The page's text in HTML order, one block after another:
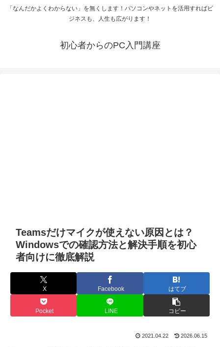
「なんだかよくわからない」を無くします！パソコンやネットを活用すればビ
ジネスも、人生も広がります！
初心者からのPC入門講座
Teamsだけマイクが使えない原因とは？
Windowsでの確認方法と解決手順を初心
者向けに徹底解説
X Facebook はてブ
Pocket LINE コピー
2021.04.22 2026.06.15